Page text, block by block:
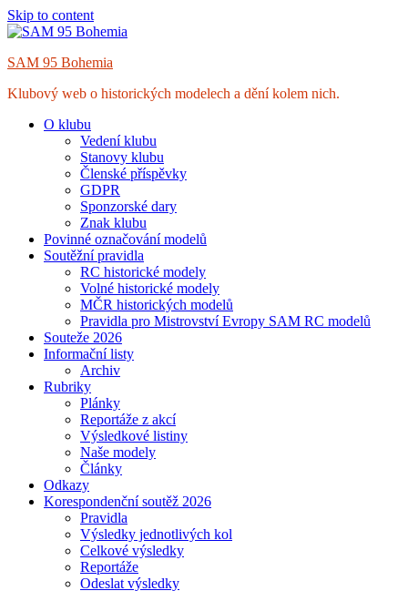
Skip to content
SAM 95 Bohemia
Klubový web o historických modelech a dění kolem nich.
O klubu
Vedení klubu
Stanovy klubu
Členské příspěvky
GDPR
Sponzorské dary
Znak klubu
Povinné označování modelů
Soutěžní pravidla
RC historické modely
Volné historické modely
MČR historických modelů
Pravidla pro Mistrovství Evropy SAM RC modelů
Souteže 2026
Informační listy
Archiv
Rubriky
Plánky
Reportáže z akcí
Výsledkové listiny
Naše modely
Články
Odkazy
Korespondenční soutěž 2026
Pravidla
Výsledky jednotlivých kol
Celkové výsledky
Reportáže
Odeslat výsledky